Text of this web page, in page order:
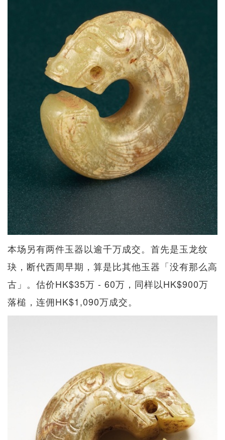
本场另有两件玉器以逾千万成交。首先是玉龙纹
玦，断代西周早期，算是比其他玉器「没有那么高
古」。估价HK$35万 - 60万，同样以HK$900万
落槌，连佣HK$1,090万成交。